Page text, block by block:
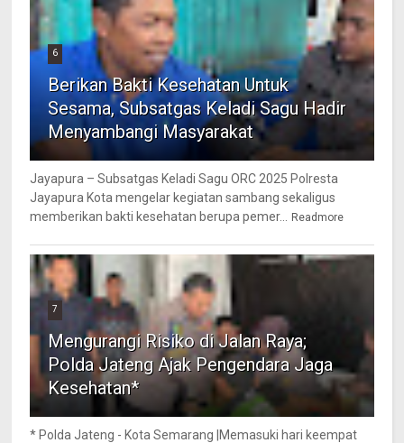
6
Berikan Bakti Kesehatan Untuk
Sesama, Subsatgas Keladi Sagu Hadir
Menyambangi Masyarakat
Jayapura – Subsatgas Keladi Sagu ORC 2025 Polresta
Jayapura Kota mengelar kegiatan sambang sekaligus
memberikan bakti kesehatan berupa pemer...
Readmore
7
Mengurangi Risiko di Jalan Raya;
Polda Jateng Ajak Pengendara Jaga
Kesehatan*
* Polda Jateng - Kota Semarang |Memasuki hari keempat